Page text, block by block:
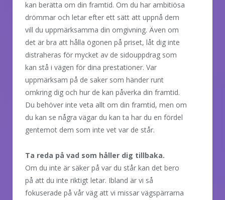
kan berätta om din framtid. Om du har ambitiösa
drömmar och letar efter ett sätt att uppnå dem
vill du uppmärksamma din omgivning. Även om
det är bra att hålla ögonen på priset, låt dig inte
distraheras för mycket av de sidouppdrag som
kan stå i vägen för dina prestationer. Var
uppmärksam på de saker som händer runt
omkring dig och hur de kan påverka din framtid.
Du behöver inte veta allt om din framtid, men om
du kan se några vägar du kan ta har du en fördel
gentemot dem som inte vet var de står.
Ta reda på vad som håller dig tillbaka.
Om du inte är säker på var du står kan det bero
på att du inte riktigt letar. Ibland är vi så
fokuserade på vår väg att vi missar vägspärrarna